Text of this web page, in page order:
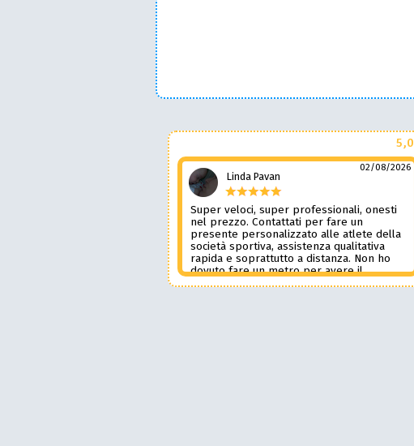
5,0
Linda Pavan
02/08/2026
Super veloci, super professionali, onesti
nel prezzo. Contattati per fare un
presente personalizzato alle atlete della
società sportiva, assistenza qualitativa
rapida e soprattutto a distanza. Non ho
dovuto fare un metro per avere il
prodotto desiderato. Una assistenza del